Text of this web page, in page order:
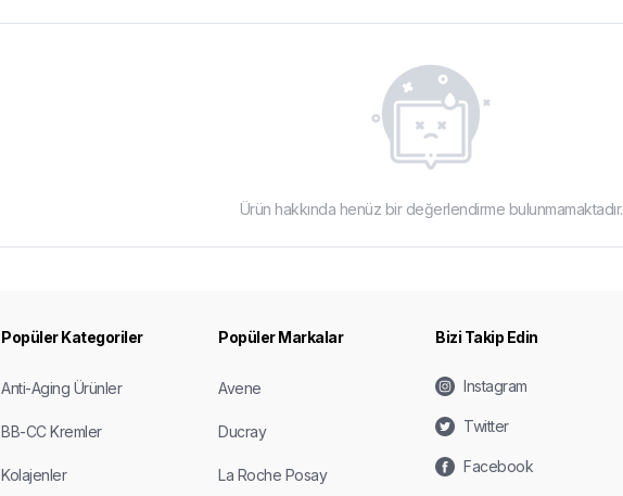
Ürün hakkında henüz bir değerlendirme bulunmamaktadır.
Popüler Kategoriler
Anti-Aging Ürünler
BB-CC Kremler
Kolajenler
Popüler Markalar
Avene
Ducray
La Roche Posay
Bizi Takip Edin
Instagram
Twitter
Facebook